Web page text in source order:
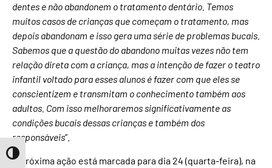
Toggle High Contrast
dentes e não abandonem o tratamento dentário. Temos
muitos casos de crianças que começam o tratamento, mas
depois abandonam e isso gera uma série de problemas bucais.
Sabemos que a questão do abandono muitas vezes não tem
relação direta com a criança, mas a intenção de fazer o teatro
infantil voltado para esses alunos é fazer com que eles se
conscientizem e transmitam o conhecimento também aos
adultos. Com isso melhoraremos significativamente as
condições bucais dessas crianças e também dos
responsáveis”.
A próxima ação está marcada para dia 24 (quarta-feira), na